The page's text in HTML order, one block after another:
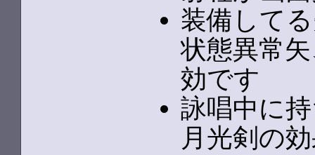
装備して
状態異常
効です
詠唱中に
月光剣の